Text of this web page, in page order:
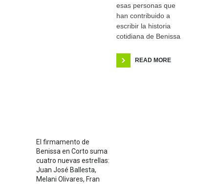
esas personas que
han contribuido a
escribir la historia
cotidiana de Benissa
READ MORE
El firmamento de
Benissa en Corto suma
cuatro nuevas estrellas:
Juan José Ballesta,
Melani Olivares, Fran